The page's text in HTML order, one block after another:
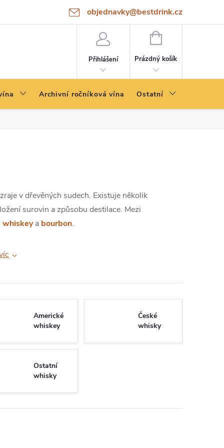
objednavky@bestdrink.cz
Přihlášení
NÁKUPNÍ
Prázdný košík
Archivní ročníková vína Ostatní
v dřevěných sudech. Existuje několik
surovin a způsobu destilace. Mezi
whiskeya bourbon.
Americké
whiskey
České
whisky
Ostatní
whisky